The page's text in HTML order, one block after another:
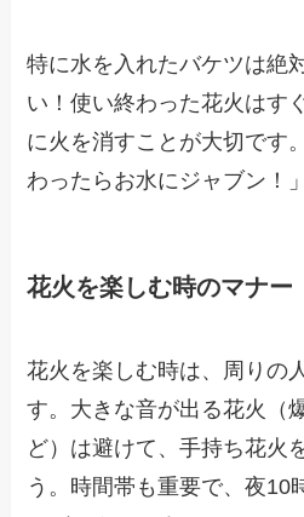
特に水を入れたバケツは絶
い！使い終わった花火はす
に火を消すことが大切です
わったらお水にジャブン！
花火を楽しむ時のマナー
花火を楽しむ時は、周りの
す。大きな音が出る花火（
ど）は避けて、手持ち花火
う。時間帯も重要で、夜10